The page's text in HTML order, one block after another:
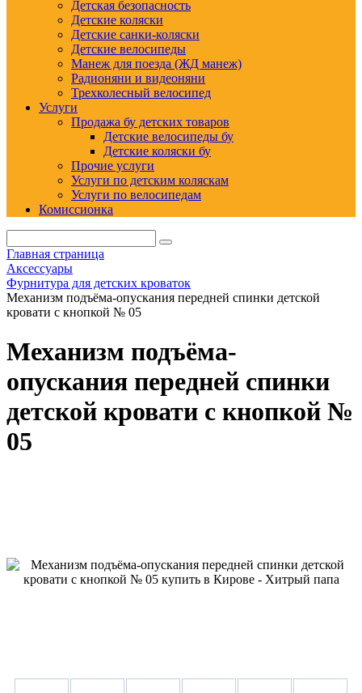
Детская безопасность
Детские коляски
Детские санки-коляски
Детские велосипеды
Манеж для поезда (ЖД манеж)
Радионяни и видеоняни
Трехколесный велосипед
Услуги
Продажа бу детских товаров
Детские велосипеды бу
Детские коляски бу
Прочие услуги
Услуги по детским коляскам
Услуги по велосипедам
Комиссионка
Главная страница
Аксессуары
Фурнитура для детских кроваток
Механизм подъёма-опускания передней спинки детской
кровати с кнопкой № 05
Механизм подъёма-
опускания передней спинки
детской кровати с кнопкой №
05